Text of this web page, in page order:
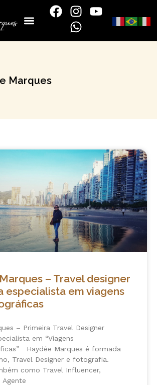
Marques
– Travel designer
especialista em viagens
– Primeira Travel Designer
em “Viagens
Haydée Marques é formada
Travel Designer e fotografia.
como Travel Influencer,
Agente